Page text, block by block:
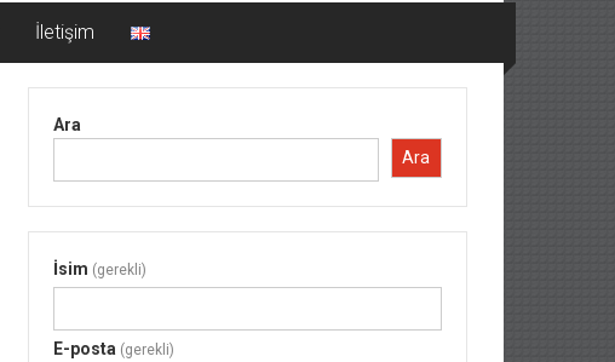
İletişim
Ara
Ara
İsim (gerekli)
E-posta (gerekli)